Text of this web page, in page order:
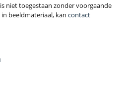
niet toegestaan zonder voorgaande
beeldmateriaal, kan contact